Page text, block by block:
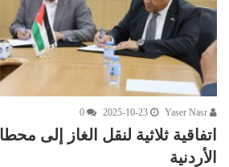
2025-10-23
0
اتفاقية ثلاثية لنقل الغاز إلى
الأردنية